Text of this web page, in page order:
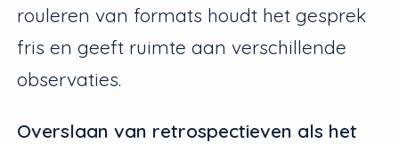
rouleren van formats houdt het gesprek
fris en geeft ruimte aan verschillende
observaties.
Overslaan van retrospectieven als het